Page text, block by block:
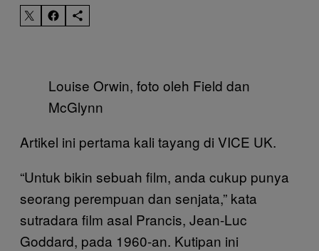
Louise Orwin, foto oleh Field dan
McGlynn
Artikel ini pertama kali tayang di VICE UK.
“Untuk bikin sebuah film, anda cukup punya
seorang perempuan dan senjata,” kata
sutradara film asal Prancis, Jean-Luc
Goddard, pada 1960-an. Kutipan ini